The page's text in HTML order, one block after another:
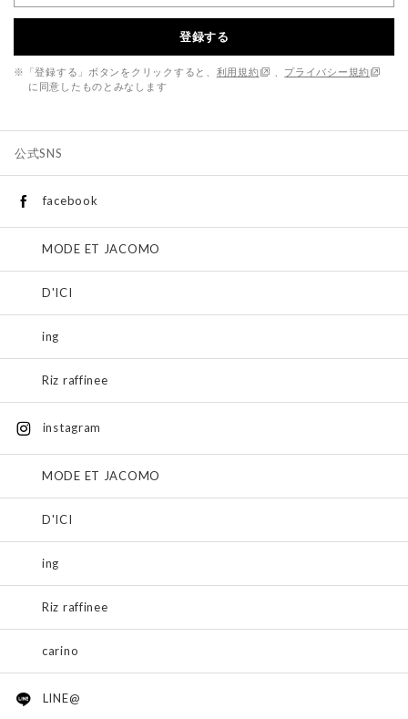
登録する
※「登録する」ボタンをクリックすると、 利用規約
プライバシー規約
に同意したものとみなします
公式SNS
facebook
MODE ET JACOMO
D'ICI
ing
Riz raffinee
instagram
MODE ET JACOMO
D'ICI
ing
Riz raffinee
carino
LINE@